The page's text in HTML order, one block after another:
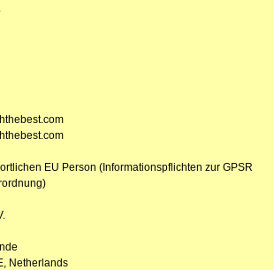
EU Person (Informationspflichten zur GPSR
Netherlands